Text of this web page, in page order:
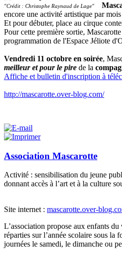
"Crédit : Christophe Raynaud de Lage"
encore une activité artistique par
Et pour débuter, place au cirque
Pour cette première sortie,
programmation de l'Espace Jéliote
Vendredi 11 octobre en soirée,
meilleur et pour le pire de la
Affiche et bulletin d'inscription à
http://mascarotte.over-blog.com/
Association Mascarotte
Activité : sensibilisation du jeune
donnant accès à l’art et à la culture
Site internet : mascarotte.over-
L’association propose aux enfants
réparties sur l’année scolaire sous la
journées le samedi, le dimanche ou